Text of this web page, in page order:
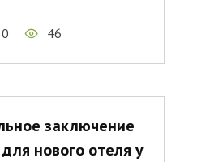
0 46
заключение
нового отеля у